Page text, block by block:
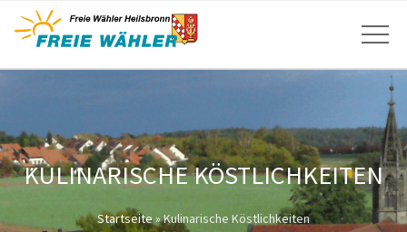
KULINARISCHE KÖSTLICHKEITEN
Startseite»Kulinarische Köstlichkeiten